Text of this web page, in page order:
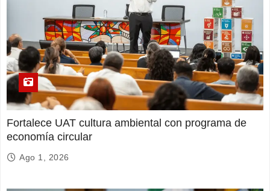
Fortalece UAT cultura ambiental con programa de
economía circular
Ago 1, 2026